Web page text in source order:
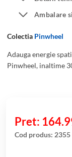
Ambalare
Colectia Pinwheel
Adauga energie
Pinwheel, inaltime
Cod produs: 2355